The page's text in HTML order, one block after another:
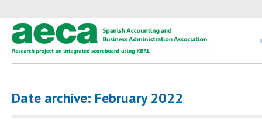
Date archive: February 2022